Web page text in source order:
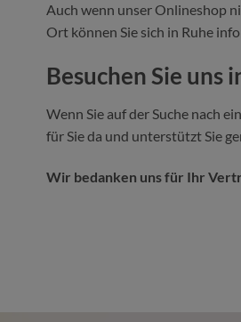
Auch wenn unser Onlineshop
Ort können Sie sich in Ruhe
Besuchen Sie uns
Wenn Sie auf der Suche nach
für Sie da und unterstützt Sie
Wir bedanken uns für Ihr